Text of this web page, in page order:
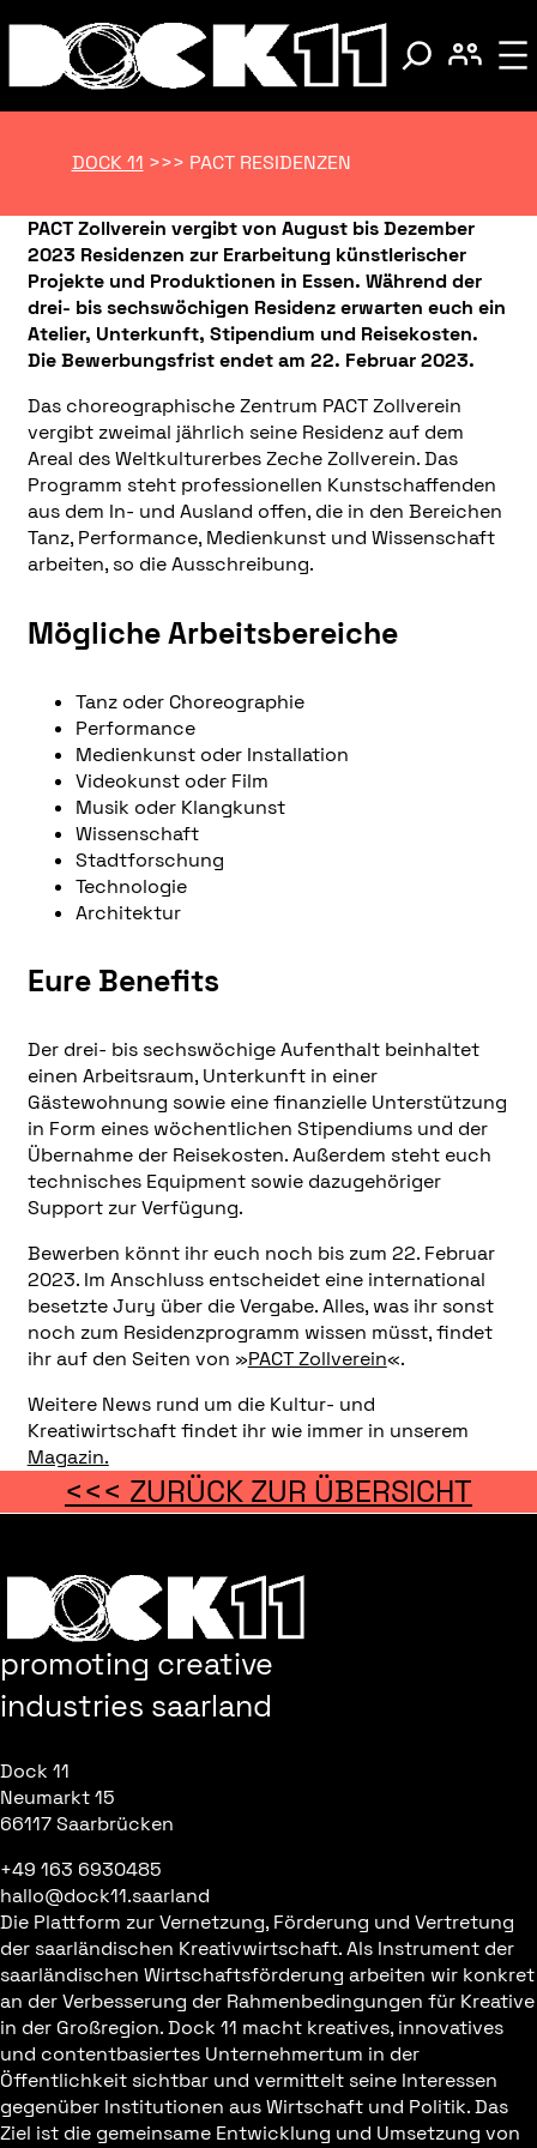
DOCK 11 >>> PACT RESIDENZEN
PACT Zollverein vergibt von August bis Dezember
2023 Residenzen zur Erarbeitung künstlerischer
Projekte und Produktionen in Essen. Während der
drei- bis sechswöchigen Residenz erwarten euch ein
Atelier, Unterkunft, Stipendium und Reisekosten.
Die Bewerbungsfrist endet am 22. Februar 2023.
Das choreographische Zentrum PACT Zollverein
vergibt zweimal jährlich seine Residenz auf dem
Areal des Weltkulturerbes Zeche Zollverein. Das
Programm steht professionellen Kunstschaffenden
aus dem In- und Ausland offen, die in den Bereichen
Tanz, Performance, Medienkunst und Wissenschaft
arbeiten, so die Ausschreibung.
Mögliche Arbeitsbereiche
Tanz oder Choreographie
Performance
Medienkunst oder Installation
Videokunst oder Film
Musik oder Klangkunst
Wissenschaft
Stadtforschung
Technologie
Architektur
Eure Benefits
Der drei- bis sechswöchige Aufenthalt beinhaltet
einen Arbeitsraum, Unterkunft in einer
Gästewohnung sowie eine finanzielle Unterstützung
in Form eines wöchentlichen Stipendiums und der
Übernahme der Reisekosten. Außerdem steht euch
technisches Equipment sowie dazugehöriger
Support zur Verfügung.
Bewerben könnt ihr euch noch bis zum 22. Februar
2023. Im Anschluss entscheidet eine international
besetzte Jury über die Vergabe. Alles, was ihr sonst
noch zum Residenzprogramm wissen müsst, findet
ihr auf den Seiten von »PACT Zollverein«.
Weitere News rund um die Kultur- und
Kreatiwirtschaft findet ihr wie immer in unserem
Magazin.
<<< ZURÜCK ZUR ÜBERSICHT
promoting creative
industries saarland
Dock 11
Neumarkt 15
66117 Saarbrücken
+49 163 6930485
hallo@dock11.saarland
Die Plattform zur Vernetzung, Förderung und Vertretung
der saarländischen Kreativwirtschaft. Als Instrument der
saarländischen Wirtschaftsförderung arbeiten wir konkret
an der Verbesserung der Rahmenbedingungen für Kreative
in der Großregion. Dock 11 macht kreatives, innovatives
und contentbasiertes Unternehmertum in der
Öffentlichkeit sichtbar und vermittelt seine Interessen
gegenüber Institutionen aus Wirtschaft und Politik. Das
Ziel ist die gemeinsame Entwicklung und Umsetzung von